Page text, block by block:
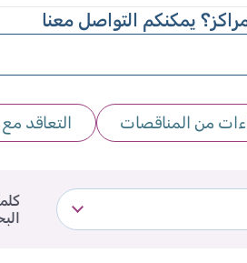
يمكنكم التواصل معنا
من المناقصات التعاقد